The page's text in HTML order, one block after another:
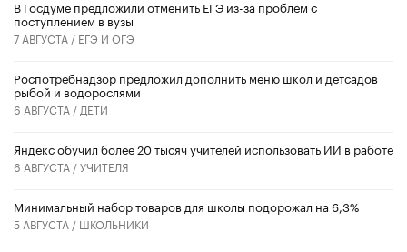
В Госдуме предложили отменить ЕГЭ из-за проблем с
поступлением в вузы
7 АВГУСТА / ЕГЭ И ОГЭ
Роспотребнадзор предложил дополнить меню школ и детсадов
рыбой и водорослями
6 АВГУСТА / ДЕТИ
​Яндекс обучил более 20 тысяч учителей использовать ИИ в работе
6 АВГУСТА /УЧИТЕЛЯ
Минимальный набор товаров для школы подорожал на 6,3%
5 АВГУСТА / ШКОЛЬНИКИ